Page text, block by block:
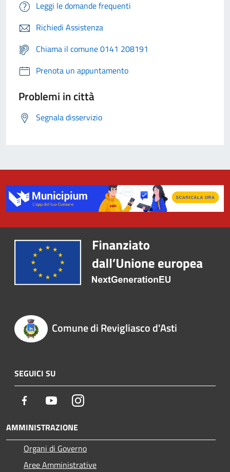
Leggi le domande frequenti
Richiedi Assistenza
Chiama il comune 0141 208191
Prenota un appuntamento
Problemi in città
Segnala disservizio
Comune di Revigliasco d'Asti
SEGUICI SU
Facebook YoutubeInstagram
AMMINISTRAZIONE
Organi di Governo
Aree Amministrative